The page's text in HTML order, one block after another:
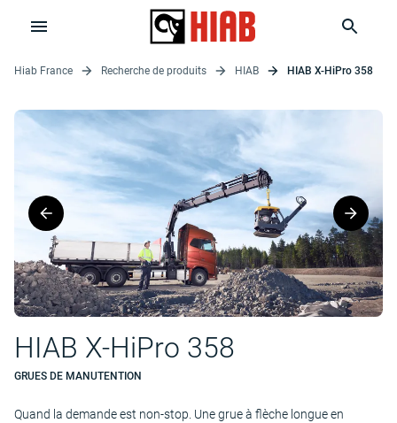
Hiab France Recherche de produits HIAB HIAB X-HiPro 358
HIAB X-HiPro 358
GRUES DE MANUTENTION
Quand la demande est non-stop. Une grue à flèche longue en